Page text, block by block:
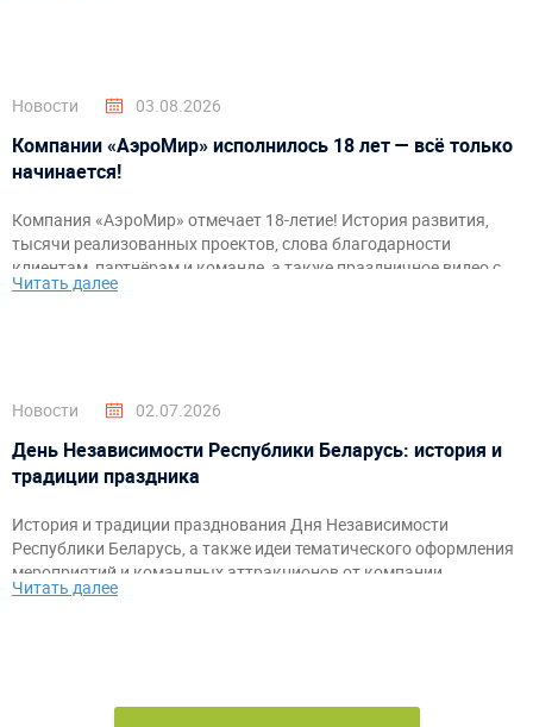
Новости 03.08.2026
Компании «АэроМир» исполнилось 18 лет — всё только
начинается!
Компания «АэроМир» отмечает 18-летие! История развития,
тысячи реализованных проектов, слова благодарности
клиентам, партнёрам и команде, а также праздничное видео с
самыми яркими моментами за годы работы.
Читать далее
Новости 02.07.2026
День Независимости Республики Беларусь: история и
традиции праздника
История и традиции празднования Дня Независимости
Республики Беларусь, а также идеи тематического оформления
мероприятий и командных аттракционов от компании
«АэроМир».
Читать далее